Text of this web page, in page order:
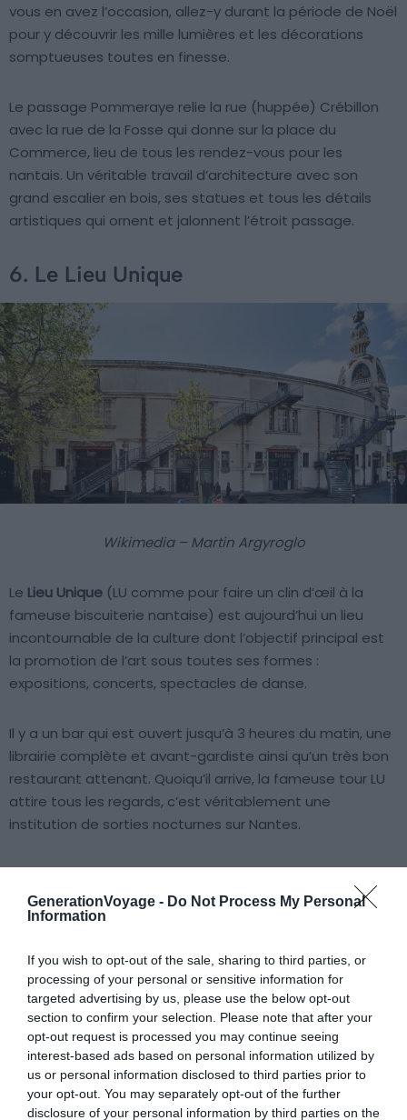
GenerationVoyage - Do Not Process My Personal
Information
If you wish to opt-out of the sale, sharing to third parties, or
processing of your personal or sensitive information for
targeted advertising by us, please use the below opt-out
section to confirm your selection. Please note that after your
opt-out request is processed you may continue seeing
interest-based ads based on personal information utilized by
us or personal information disclosed to third parties prior to
your opt-out. You may separately opt-out of the further
disclosure of your personal information by third parties on the
vous en avez l’occasion, allez-y durant la période de Noël
pour y découvrir les mille lumières et les décorations
somptueuses toutes en finesse.
Le passage Pommeraye relie la rue (huppée) Crébillon
avec la rue de la Fosse qui donne sur la place du
Commerce, lieu de tous les rendez-vous pour les
nantais. Un véritable travail d’architecture avec son
grand escalier en bois, ses statues et tous les détails
artistiques qui ornent et jalonnent l’étroit passage.
6. Le Lieu Unique
Wikimedia – Martin Argyroglo
Le Lieu Unique (LU comme pour faire un clin d’œil à la
fameuse biscuiterie nantaise) est aujourd’hui un lieu
incontournable de la culture dont l’objectif principal est
la promotion de l’art sous toutes ses formes :
expositions, concerts, spectacles de danse.
Il y a un bar qui est ouvert jusqu’à 3 heures du matin, une
librairie complète et avant-gardiste ainsi qu’un très bon
restaurant attenant. Quoiqu’il arrive, la fameuse tour LU
attire tous les regards, c’est véritablement une
institution de sorties nocturnes sur Nantes.